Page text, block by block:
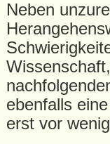
Neben
ebenfalls
erst vor